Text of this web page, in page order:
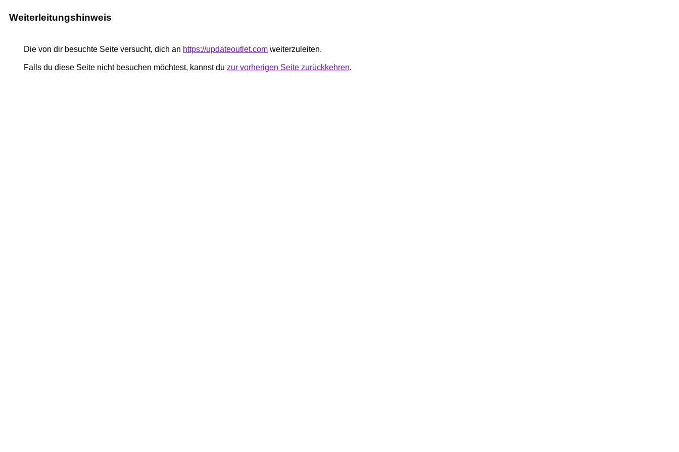
Weiterleitungshinweis
Die von dir besuchte Seite versucht, dich an https://updateoutlet.com weiterzuleiten.
Falls du diese Seite nicht besuchen möchtest, kannst du zur vorherigen Seite zurückkehren.